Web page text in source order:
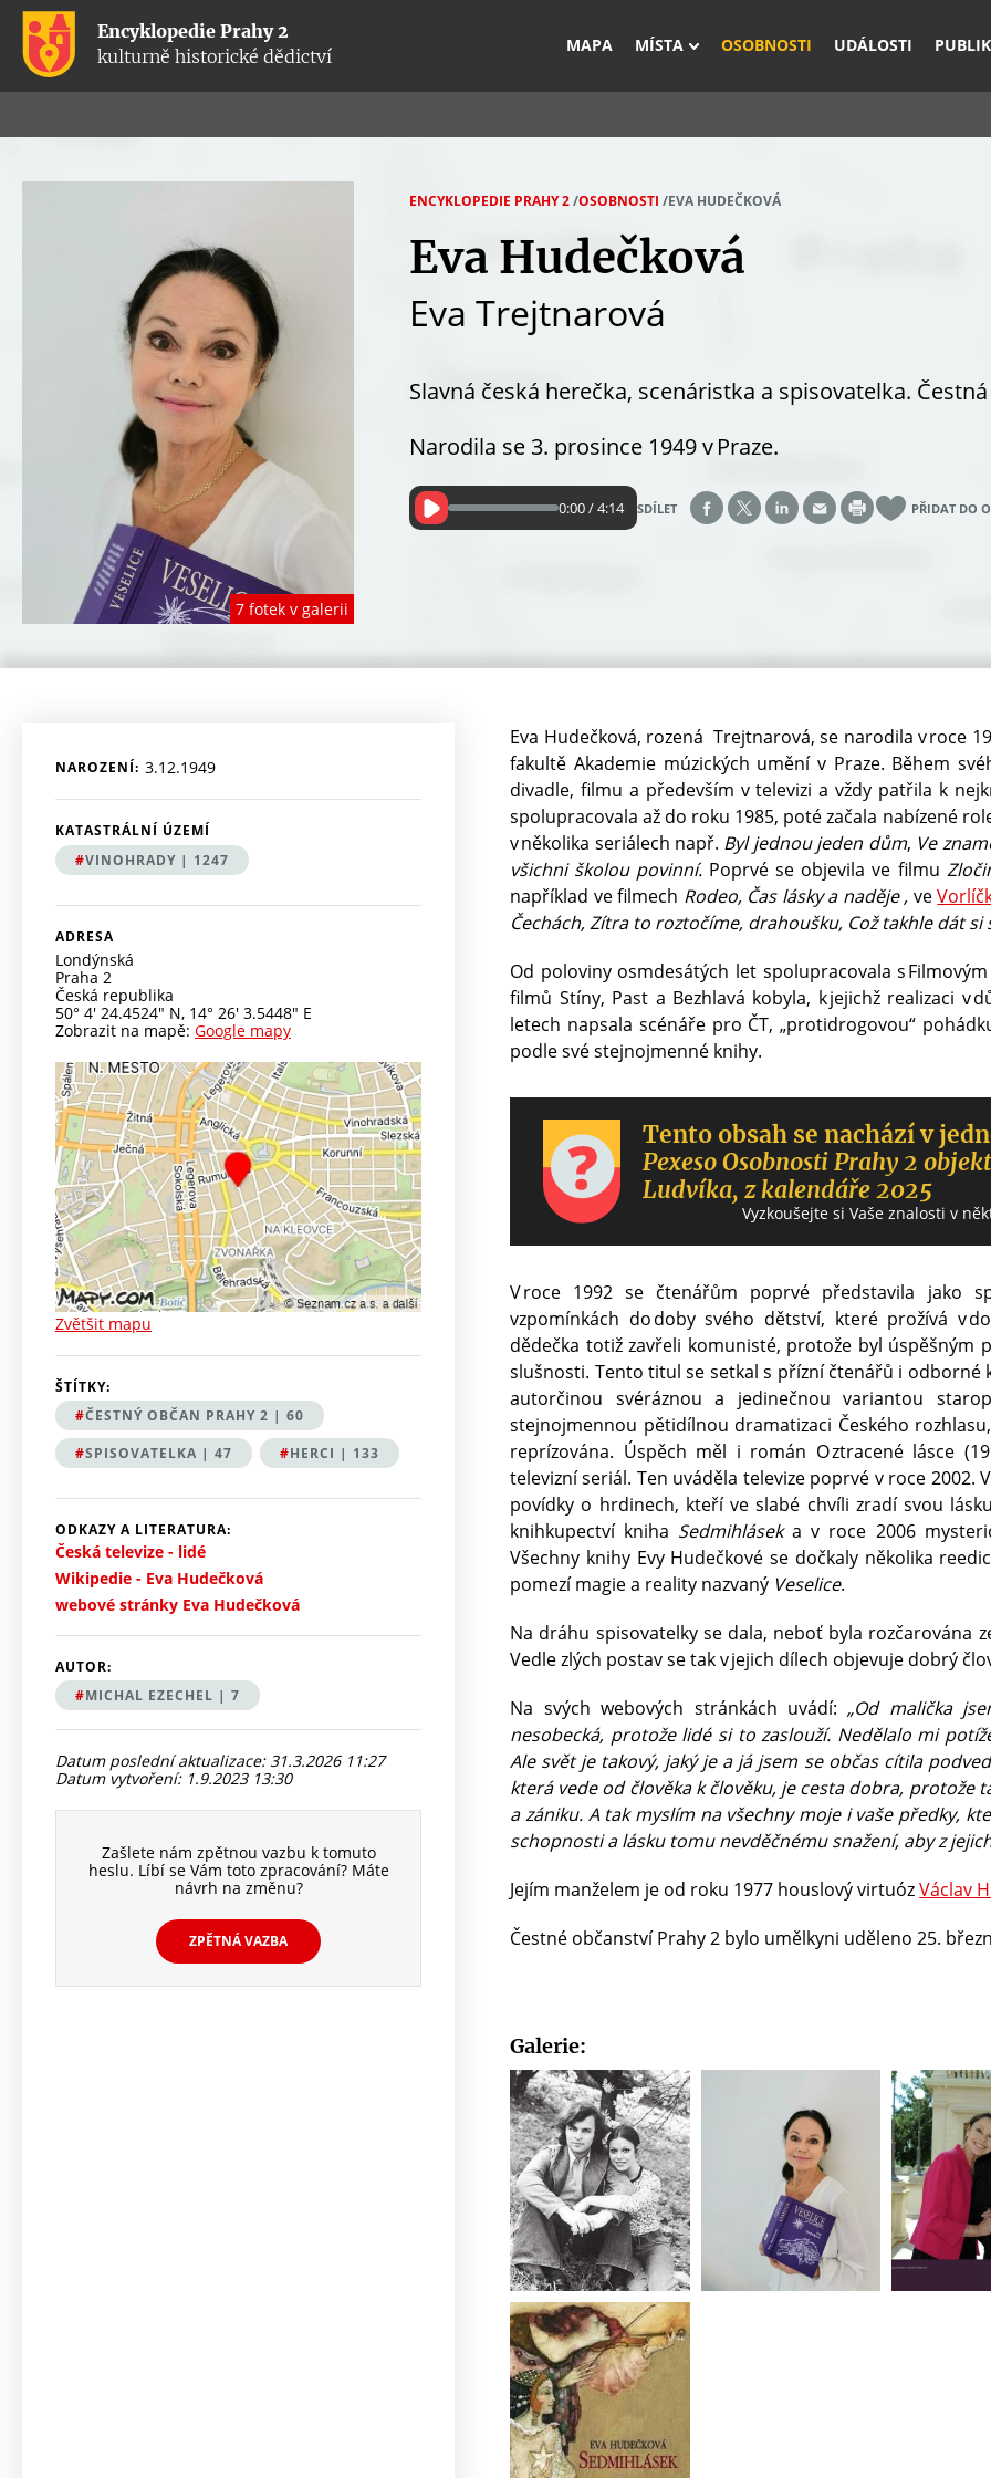
Encyklopedie Prahy 2
kulturně historické dědictví
MAPA MÍSTA OSOBNOSTI UDÁLOSTI
7 fotek v galerii
J
S
T
Z
E
ENCYKLOPEDIE PRAHY 2/OSOBNOSTI /EVA HUDEČKOVÁ
Eva Hudečková
Eva Trejtnarová
Slavná česká herečka, scenáristka a spisovatelka.
Narodila se 3. prosince 1949 v Praze.
SDÍLET PŘIDAT DO
0:00 / 4:14
Eva Hudečková, rozená Trejtnarová, se narodila v roce
fakultě Akademie múzických umění v Praze. Během
divadle, filmu a především v televizi a vždy patřila k
spolupracovala až do roku 1985, poté začala nabízené
v několika seriálech např. Byl jednou jeden dům, Ve
všichni školou povinní. Poprvé se objevila ve filmu
například ve filmech Rodeo, Čas lásky a naděje , ve
Čechách, Zítra to roztočíme, drahoušku, Což takhle dát si
Od poloviny osmdesátých let spolupracovala s
filmů Stíny, Past a Bezhlavá kobyla, k jejichž realizaci
letech napsala scénáře pro ČT, „protidrogovou“
podle své stejnojmenné knihy.
Tento obsah se nachází v
Pexeso Osobnosti Prahy 2
Ludvíka, z kalendáře 2025
Vyzkoušejte si Vaše znalosti v
V roce 1992 se čtenářům poprvé představila jako
vzpomínkách do doby svého dětství, které prožívá v
dědečka totiž zavřeli komunisté, protože byl úspěšným
slušnosti. Tento titul se setkal s přízní čtenářů i odborné
autorčinou svéráznou a jedinečnou variantou
stejnojmennou pětidílnou dramatizaci Českého
reprízována. Úspěch měl i román O ztracené lásce
televizní seriál. Ten uváděla televize poprvé v roce
povídky o hrdinech, kteří ve slabé chvíli zradí svou
knihkupectví kniha Sedmihláseka v roce 2006
Všechny knihy Evy Hudečkové se dočkaly několika
pomezí magie a reality nazvaný Veselice.
Na dráhu spisovatelky se dala, neboť byla rozčarována
Vedle zlých postav se tak v jejich dílech objevuje dobrý
Na svých webových stránkách uvádí:„Od malička
nesobecká, protože lidé si to zaslouží. Nedělalo mi
Ale svět je takový, jaký je a já jsem se občas cítila
která vede od člověka k člověku, je cesta dobra,
a zániku. A tak myslím na všechny moje i vaše předky,
schopnosti a lásku tomu nevděčnému snažení, aby z
Jejím manželem je od roku 1977 houslový virtuózVáclav
Čestné občanství Prahy 2 bylo umělkyni uděleno 25.
Galerie:
NAROZENÍ 3.12.1949
KATASTRÁLNÍ ÚZEMÍ
VINOHRADY | 1247
ADRESA
Londýnská
Praha 2
Česká republika
50° 4' 24.4524" N, 14° 26' 3.5448" E
Zobrazit na mapě: Google mapy
Zvětšit mapu
ŠTÍTKY:
ČESTNÝ OBČAN PRAHY 2 | 60
SPISOVATELKA | 47
HERCI | 133
ODKAZY A LITERATURA:
Česká televize - lidé
Wikipedie - Eva Hudečková
webové stránky Eva Hudečková
AUTOR:
MICHAL EZECHEL | 7
Datum poslední aktualizace: 31.3.2026 11:27
Datum vytvoření: 1.9.2023 13:30
Zašlete nám zpětnou vazbu k tomuto
heslu. Líbí se Vám toto zpracování? Máte
návrh na změnu?
ZPĚTNÁ VAZBA